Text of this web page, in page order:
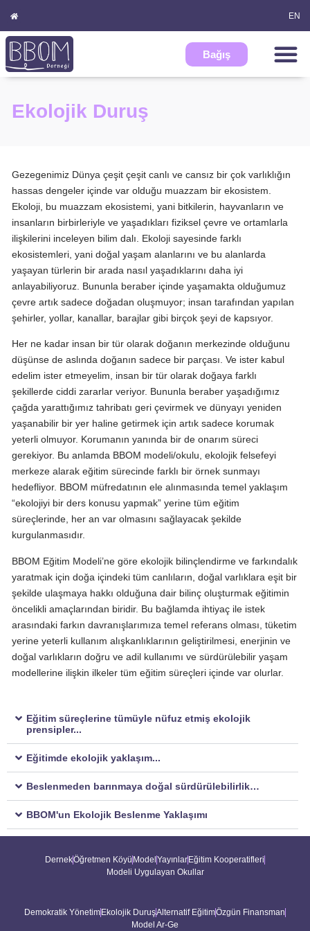
EN
Bağış
Ekolojik Duruş
Gezegenimiz Dünya çeşit çeşit canlı ve cansız bir çok varlıklığın
hassas dengeler içinde var olduğu muazzam bir ekosistem.
Ekoloji, bu muazzam ekosistemi, yani bitkilerin, hayvanların ve
insanların birbirleriyle ve yaşadıkları fiziksel çevre ve ortamlarla
ilişkilerini inceleyen bilim dalı. Ekoloji sayesinde farklı
ekosistemleri, yani doğal yaşam alanlarını ve bu alanlarda
yaşayan türlerin bir arada nasıl yaşadıklarını daha iyi
anlayabiliyoruz. Bununla beraber içinde yaşamakta olduğumuz
çevre artık sadece doğadan oluşmuyor; insan tarafından yapılan
şehirler, yollar, kanallar, barajlar gibi birçok şeyi de kapsıyor.
Her ne kadar insan bir tür olarak doğanın merkezinde olduğunu
düşünse de aslında doğanın sadece bir parçası. Ve ister kabul
edelim ister etmeyelim, insan bir tür olarak doğaya farklı
şekillerde ciddi zararlar veriyor. Bununla beraber yaşadığımız
çağda yarattığımız tahribatı geri çevirmek ve dünyayı yeniden
yaşanabilir bir yer haline getirmek için artık sadece korumak
yeterli olmuyor. Korumanın yanında bir de onarım süreci
gerekiyor. Bu anlamda BBOM modeli/okulu, ekolojik felsefeyi
merkeze alarak eğitim sürecinde farklı bir örnek sunmayı
hedefliyor. BBOM müfredatının ele alınmasında temel yaklaşım
“ekolojiyi bir ders konusu yapmak” yerine tüm eğitim
süreçlerinde, her an var olmasını sağlayacak şekilde
kurgulanmasıdır.
BBOM Eğitim Modeli’ne göre ekolojik bilinçlendirme ve farkındalık
yaratmak için doğa içindeki tüm canlıların, doğal varlıklara eşit bir
şekilde ulaşmaya hakkı olduğuna dair bilinç oluşturmak eğitimin
öncelikli amaçlarından biridir. Bu bağlamda ihtiyaç ile istek
arasındaki farkın davranışlarımıza temel referans olması, tüketim
yerine yeterli kullanım alışkanlıklarının geliştirilmesi, enerjinin ve
doğal varlıkların doğru ve adil kullanımı ve sürdürülebilir yaşam
modellerine ilişkin ilkeler tüm eğitim süreçleri içinde var olurlar.
Eğitim süreçlerine tümüyle nüfuz etmiş ekolojik
prensipler...
Eğitimde ekolojik yaklaşım...
Beslenmeden barınmaya doğal sürdürülebilirlik…
BBOM'un Ekolojik Beslenme Yaklaşımı
DernekÖğretmen Köyü Model Yayınlar Eğitim Kooperatifleri
Modeli Uygulayan Okullar
Demokratik Yönetim Ekolojik DuruşAlternatif EğitimÖzgün Finansman
Model Ar-Ge